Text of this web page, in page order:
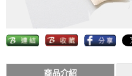
商品介紹